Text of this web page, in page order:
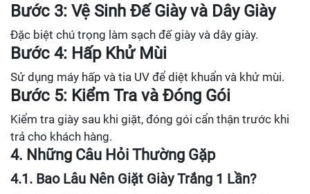
Bước 3: Vệ Sinh Đế Giày và Dây Giày
Đặc biệt chú trọng làm sạch đế giày và dây giày.
Bước 4: Hấp Khử Mùi
Sử dụng máy hấp và tia UV để diệt khuẩn và khử mùi.
Bước 5: Kiểm Tra và Đóng Gói
Kiểm tra giày sau khi giặt, đóng gói cẩn thận trước khi
trả cho khách hàng.
4. Những Câu Hỏi Thường Gặp
4.1. Bao Lâu Nên Giặt Giày Trắng 1 Lần?